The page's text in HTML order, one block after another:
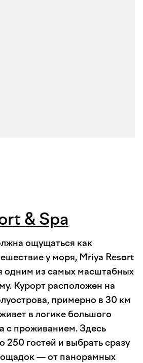
& Spa
ощущаться как
у моря, Mriya Resort
одним из самых масштабных
Курорт расположен на
примерно в 30 км
в логике большого
с проживанием. Здесь
250 гостей и выбрать сразу
— от панорамных